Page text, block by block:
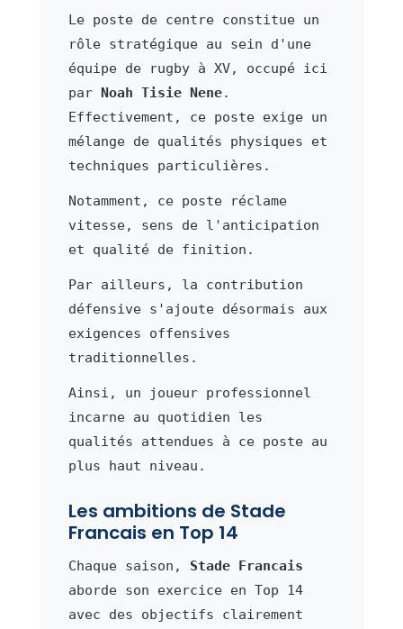
Le poste de centre constitue un
rôle stratégique au sein d'une
équipe de rugby à XV, occupé ici
par Noah Tisie Nene.
Effectivement, ce poste exige un
mélange de qualités physiques et
techniques particulières.
Notamment, ce poste réclame
vitesse, sens de l'anticipation
et qualité de finition.
Par ailleurs, la contribution
défensive s'ajoute désormais aux
exigences offensives
traditionnelles.
Ainsi, un joueur professionnel
incarne au quotidien les
qualités attendues à ce poste au
plus haut niveau.
Les ambitions de Stade
Francais en Top 14
Chaque saison, Stade Francais
aborde son exercice en Top 14
avec des objectifs clairement